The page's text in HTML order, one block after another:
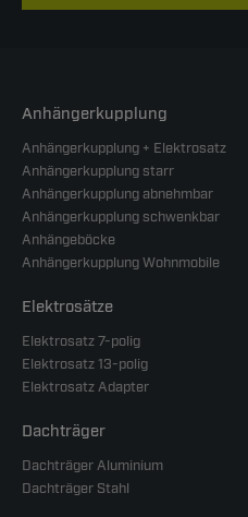
Anhängerkupplung
Anhängerkupplung + Elektrosatz
Anhängerkupplung starr
Anhängerkupplung abnehmbar
Anhängerkupplung schwenkbar
Anhängeböcke
Anhängerkupplung Wohnmobile
Elektrosätze
Elektrosatz 7-polig
Elektrosatz 13-polig
Elektrosatz Adapter
Dachträger
Dachträger Aluminium
Dachträger Stahl